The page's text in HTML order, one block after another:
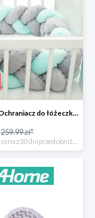
Belisima Ochraniacz do łóżeczka Warkocz -25%
259.99 zł*
*najniższa cena z 30 dni przed obniżką